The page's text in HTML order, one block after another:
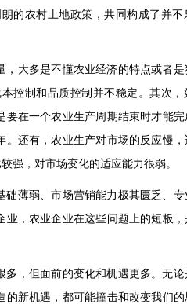
的农村土地政策，共同构成了并不
大多是不懂农业经济的特点或者是
控制和品质控制并不稳定。其次，
在一个农业生产周期结束时才能
还有，农业生产对市场的反应慢
强，对市场变化的适应能力很弱。
薄弱、市场营销能力极其匮乏、专
，农业企业在这些问题上的短板
，但面前的变化和机遇更多。无论
新机遇，都可能撞击和改变我们的